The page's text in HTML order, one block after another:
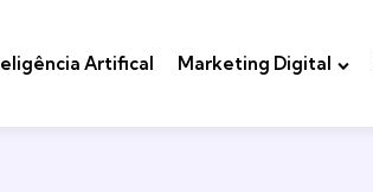
Artifical Marketing Digital